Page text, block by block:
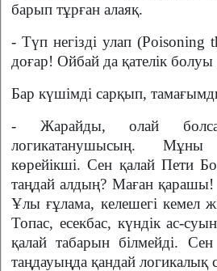
барып тұрған алаяқ.
- Түп негізді улап (Poisoning
доғар! Ойбай да қателік
Бар күшімді сарқып,
- Жарайды, олай
логикатанушысың.
көрейікші. Сен қалай Пети
таңдай алдың? Маған қарашы!
Ұлы ғұлама, келешегі кемел
Топас, есекбас, күндік ас-
қалай табарын білмейді.
таңдауыңда қандай логикалық